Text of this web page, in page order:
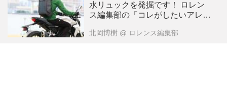
水リュックを発掘です！ ロレン
ス編集部の「コレがしたいアレが
北岡博樹 @ ロレンス編集部